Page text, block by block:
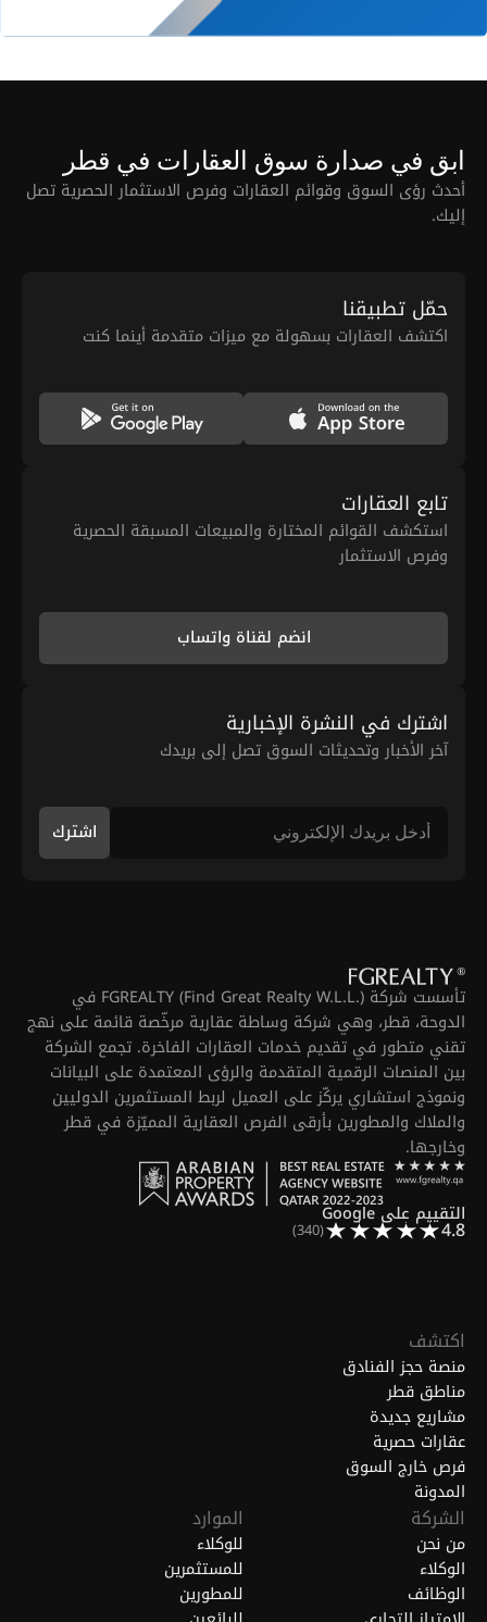
ابق في صدارة سوق العقارات في قطر
أحدث رؤى السوق وقوائم العقارات وفرص الاستثمار الحصرية تصل
إليك.
حمّل تطبيقنا
اكتشف العقارات بسهولة مع ميزات متقدمة أينما كنت
تابع العقارات
استكشف القوائم المختارة والمبيعات المسبقة الحصرية
وفرص الاستثمار
انضم لقناة واتساب
اشترك في النشرة الإخبارية
آخر الأخبار وتحديثات السوق تصل إلى بريدك
اشترك
تأسست شركة FGREALTY (Find Great Realty W.L.L.) في
الدوحة، قطر، وهي شركة وساطة عقارية مرخّصة قائمة على نهج
تقني متطور في تقديم خدمات العقارات الفاخرة. تجمع الشركة
بين المنصات الرقمية المتقدمة والرؤى المعتمدة على البيانات
ونموذج استشاري يركّز على العميل لربط المستثمرين الدوليين
والملاك والمطورين بأرقى الفرص العقارية المميّزة في قطر
وخارجها.
التقييم على Google
4.8
(340)
اكتشف
منصة حجز الفنادق
مناطق قطر
مشاريع جديدة
عقارات حصرية
فرص خارج السوق
المدونة
الشركة
من نحن
الوكلاء
الوظائف
الموارد
للوكلاء
للمستثمرين
للمطورين